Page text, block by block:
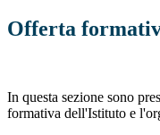
Offerta
In questa sezione sono
formativa dell'Istituto e